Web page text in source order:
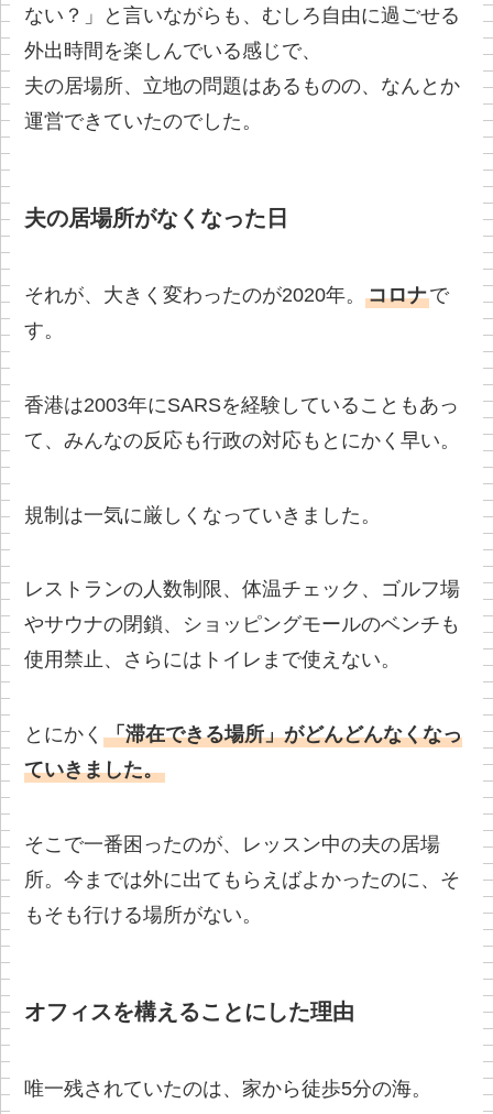
ない？」と言いながらも、むしろ自由に過ごせる
外出時間を楽しんでいる感じで、
夫の居場所、立地の問題はあるものの、なんとか
運営できていたのでした。
夫の居場所がなくなった日
それが、大きく変わったのが2020年。コロナで
す。
香港は2003年にSARSを経験していることもあっ
て、みんなの反応も行政の対応もとにかく早い。
規制は一気に厳しくなっていきました。
レストランの人数制限、体温チェック、ゴルフ場
やサウナの閉鎖、ショッピングモールのベンチも
使用禁止、さらにはトイレまで使えない。
とにかく「滞在できる場所」がどんどんなくなっ
ていきました。
そこで一番困ったのが、レッスン中の夫の居場
所。今までは外に出てもらえばよかったのに、そ
もそも行ける場所がない。
オフィスを構えることにした理由
唯一残されていたのは、家から徒歩5分の海。